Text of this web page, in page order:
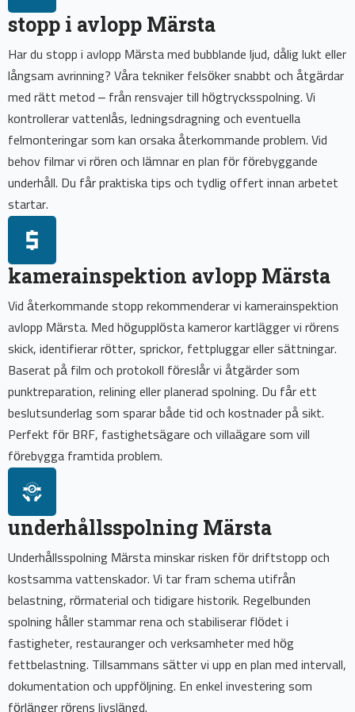
stopp i avlopp Märsta
Har du stopp i avlopp Märsta med bubblande ljud, dålig lukt eller
långsam avrinning? Våra tekniker felsöker snabbt och åtgärdar
med rätt metod – från rensvajer till högtrycksspolning. Vi
kontrollerar vattenlås, ledningsdragning och eventuella
felmonteringar som kan orsaka återkommande problem. Vid
behov filmar vi rören och lämnar en plan för förebyggande
underhåll. Du får praktiska tips och tydlig offert innan arbetet
startar.
kamerainspektion avlopp Märsta
Vid återkommande stopp rekommenderar vi kamerainspektion
avlopp Märsta. Med högupplösta kameror kartlägger vi rörens
skick, identifierar rötter, sprickor, fettpluggar eller sättningar.
Baserat på film och protokoll föreslår vi åtgärder som
punktreparation, relining eller planerad spolning. Du får ett
beslutsunderlag som sparar både tid och kostnader på sikt.
Perfekt för BRF, fastighetsägare och villaägare som vill
förebygga framtida problem.
underhållsspolning Märsta
Underhållsspolning Märsta minskar risken för driftstopp och
kostsamma vattenskador. Vi tar fram schema utifrån
belastning, rörmaterial och tidigare historik. Regelbunden
spolning håller stammar rena och stabiliserar flödet i
fastigheter, restauranger och verksamheter med hög
fettbelastning. Tillsammans sätter vi upp en plan med intervall,
dokumentation och uppföljning. En enkel investering som
förlänger rörens livslängd.